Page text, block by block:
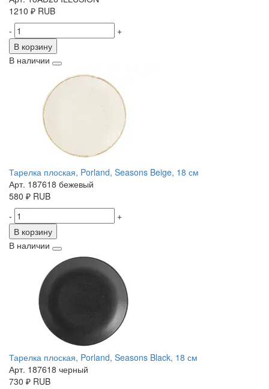
1210 ₽ RUB
-
+
В корзину
В наличии
Тарелка плоская, Porland, Seasons Beige, 18 см
Арт. 187618 бежевый
580 ₽ RUB
-
+
В корзину
В наличии
Тарелка плоская, Porland, Seasons Black, 18 см
Арт. 187618 черный
730 ₽ RUB